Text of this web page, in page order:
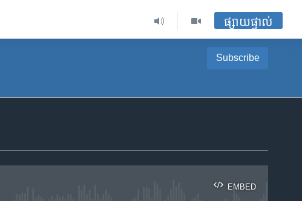
ផ្សាយផ្ទាល់
Subscribe
EMBED